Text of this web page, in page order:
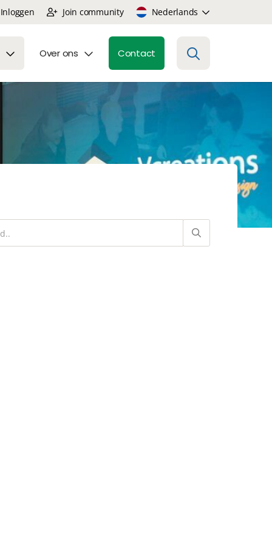
Join community Nederlands
Over ons Contact